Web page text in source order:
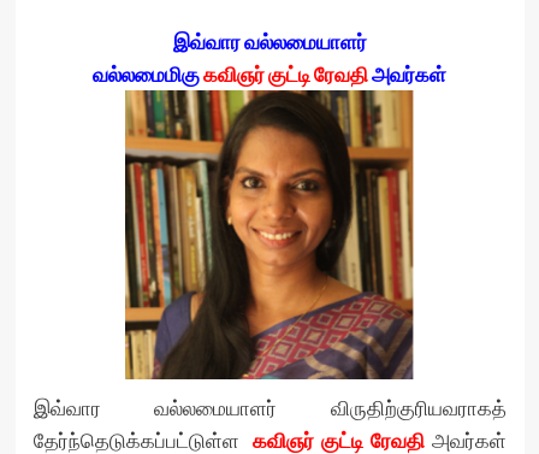
இவ்வார வல்லமையாளர்
வல்லமைமிகுகவிஞர் குட்டி ரேவதிஅவர்கள்
இவ்வார வல்லமையாளர் விருதிற்குரியவராகத்
தேர்ந்தெடுக்கப்பட்டுள்ளகவிஞர் குட்டி ரேவதிஅவர்கள்